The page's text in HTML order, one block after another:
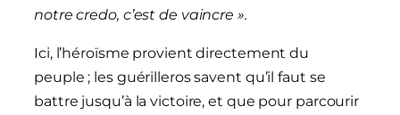
notre credo, c’est de vaincre ».
Ici, l’héroïsme provient directement du
peuple ; les guérilleros savent qu’il faut se
battre jusqu’à la victoire, et que pour parcourir